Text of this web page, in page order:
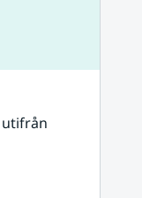
utifrån